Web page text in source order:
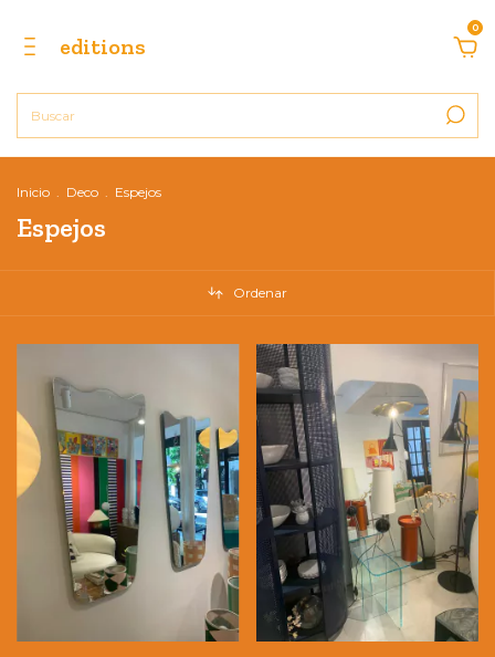
editions
0
Inicio . Deco . Espejos
Espejos
Ordenar